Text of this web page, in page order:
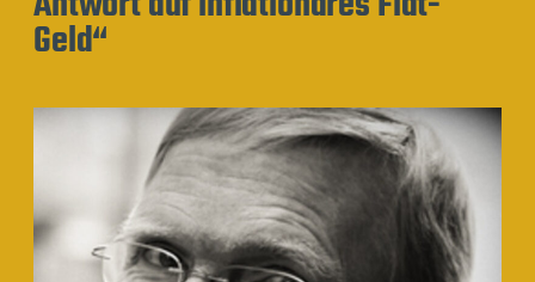
Geld“